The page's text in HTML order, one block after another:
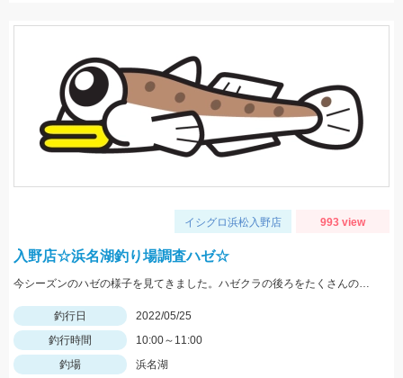
イシグロ浜松入野店 993 view
入野店☆浜名湖釣り場調査ハゼ☆
今シーズンのハゼの様子を見てきました。ハゼクラの後ろをたくさんのハゼが付いてきたので今後楽しみですよ♪今後もちょくちょく様子見てきますね。
釣行日
2022/05/25
釣行時間
10:00～11:00
釣場
浜名湖